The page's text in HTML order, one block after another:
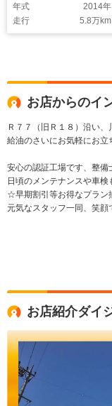
年式
2014年
走行
5.8万km
お店からのイ
Ｒ７７（旧Ｒ１８）沿い
給油のさいにお気軽にお立
安心の認証工場です、整
日頃のメンテナンスや車検
☆早期割引等お得なプラン
元気なスタッフ一同、笑顔
お店紹介ダイ